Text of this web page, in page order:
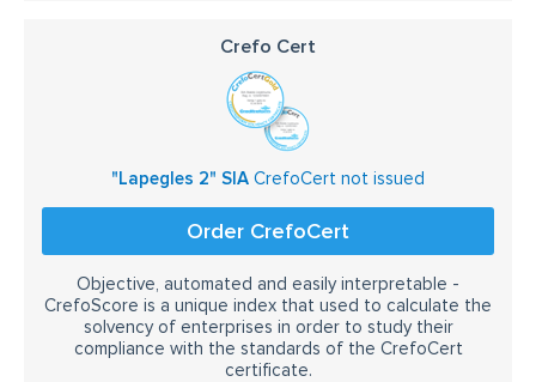
Crefo Cert
"Lapegles 2" SIA CrefoCert not issued
Order CrefoCert
Objective, automated and easily interpretable -
CrefoScore is a unique index that used to calculate the
solvency of enterprises in order to study their
compliance with the standards of the CrefoCert
certificate.